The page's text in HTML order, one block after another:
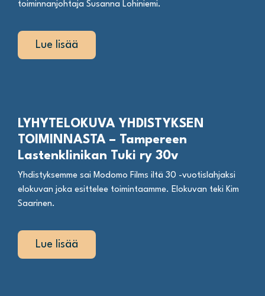
toiminnanjohtaja Susanna Lohiniemi.
Lue lisää
LYHYTELOKUVA YHDISTYKSEN
TOIMINNASTA – Tampereen
Lastenklinikan Tuki ry 30v
Yhdistyksemme sai Modomo Films iltä 30 -vuotislahjaksi
elokuvan joka esittelee toimintaamme. Elokuvan teki Kim
Saarinen.
Lue lisää